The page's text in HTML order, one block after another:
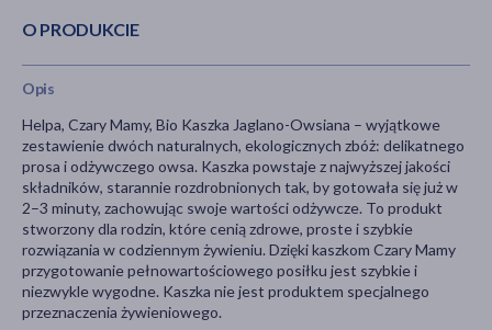
O PRODUKCIE
Opis
Helpa, Czary Mamy, Bio Kaszka Jaglano-Owsiana – wyjątkowe
zestawienie dwóch naturalnych, ekologicznych zbóż: delikatnego
prosa i odżywczego owsa. Kaszka powstaje z najwyższej jakości
składników, starannie rozdrobnionych tak, by gotowała się już w
2–3 minuty, zachowując swoje wartości odżywcze. To produkt
stworzony dla rodzin, które cenią zdrowe, proste i szybkie
rozwiązania w codziennym żywieniu. Dzięki kaszkom Czary Mamy
przygotowanie pełnowartościowego posiłku jest szybkie i
niezwykle wygodne. Kaszka nie jest produktem specjalnego
przeznaczenia żywieniowego.